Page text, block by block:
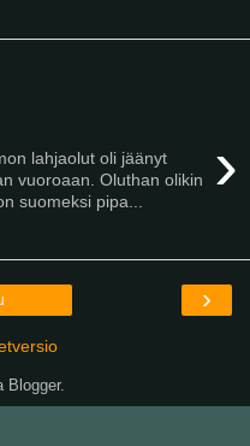
›
lahjaolut oli jäänyt
vuoroaan. Oluthan olikin
suomeksi pipa...
›
Blogger.